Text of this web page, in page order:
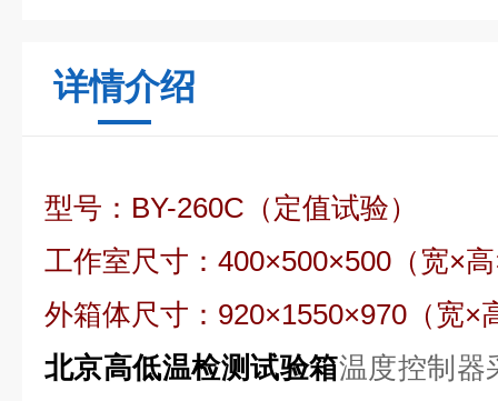
详情介绍
型号：BY-260C（定值试验）
工作室尺寸：400×500×500（宽×
外箱体尺寸：920×1550×970（宽×
北京高低温检测试验箱温度控制器